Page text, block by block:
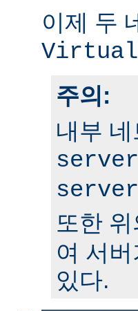
이제 두
주의:
내부
server
또한
여 서
있다.